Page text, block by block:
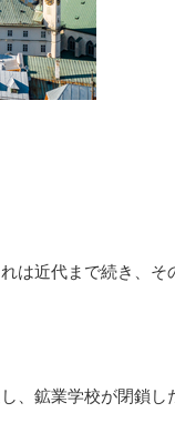
は近代まで続き、そ
、鉱業学校が閉鎖し